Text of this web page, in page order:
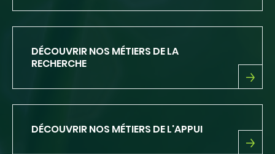
DÉCOUVRIR NOS MÉTIERS DE LA
RECHERCHE
DÉCOUVRIR
DE
LA
DÉCOUVRIR NOS MÉTIERS DE L'APPUI